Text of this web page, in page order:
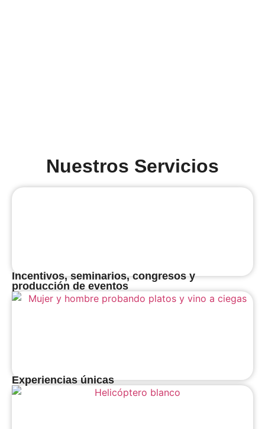
Nuestros Servicios
Incentivos, seminarios, congresos y
producción de eventos
Experiencias únicas